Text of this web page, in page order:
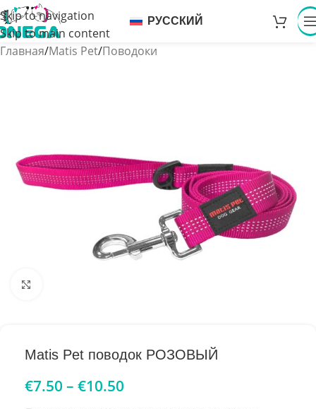
Skip to navigation
Skip to main content
РУССКИЙ
Главная/Matis Pet/Поводоки
Matis Pet поводок РОЗОВЫЙ
€7.50 – €10.50